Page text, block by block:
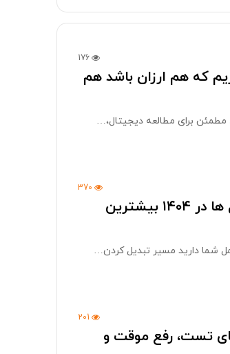
176
که هم ارزان باشد هم
مطمئن برای مطالعه دیجیتال،…
370
بهترین ماوس و کیبورد مخصوص بازی برای لپتاپ؛ کدام مدل ها در ۱۴۰۴ بیشترین
شما دارید مسیر تبدیل کردن…
201
تست، رفع موقت و